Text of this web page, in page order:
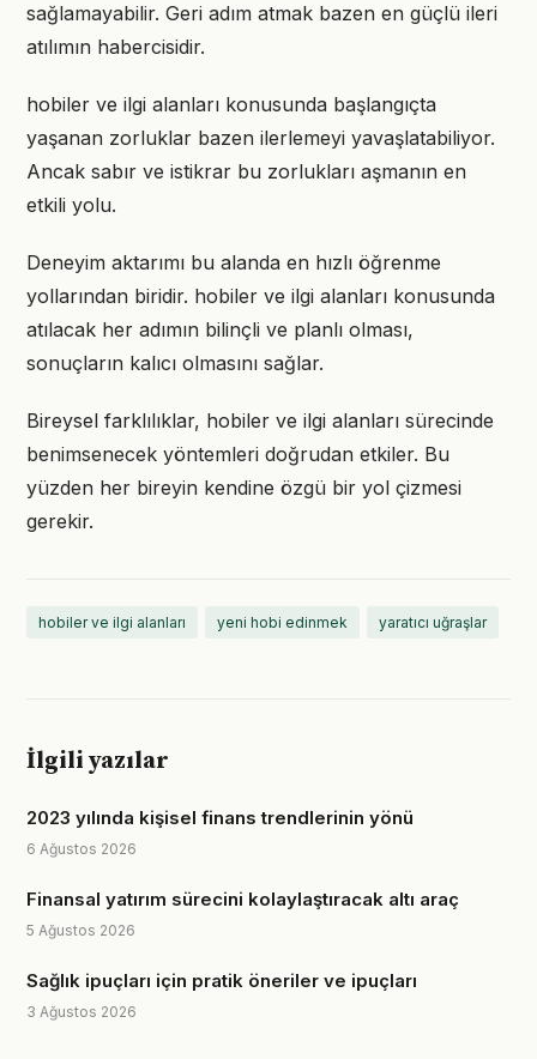
sağlamayabilir. Geri adım atmak bazen en güçlü ileri
atılımın habercisidir.
hobiler ve ilgi alanları konusunda başlangıçta
yaşanan zorluklar bazen ilerlemeyi yavaşlatabiliyor.
Ancak sabır ve istikrar bu zorlukları aşmanın en
etkili yolu.
Deneyim aktarımı bu alanda en hızlı öğrenme
yollarından biridir. hobiler ve ilgi alanları konusunda
atılacak her adımın bilinçli ve planlı olması,
sonuçların kalıcı olmasını sağlar.
Bireysel farklılıklar, hobiler ve ilgi alanları sürecinde
benimsenecek yöntemleri doğrudan etkiler. Bu
yüzden her bireyin kendine özgü bir yol çizmesi
gerekir.
hobiler ve ilgi alanları yeni hobi edinmek yaratıcı uğraşlar
İlgili yazılar
2023 yılında kişisel finans trendlerinin yönü
6 Ağustos 2026
Finansal yatırım sürecini kolaylaştıracak altı araç
5 Ağustos 2026
Sağlık ipuçları için pratik öneriler ve ipuçları
3 Ağustos 2026